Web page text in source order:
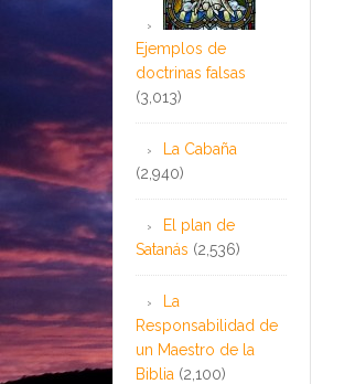
Ejemplos de
doctrinas falsas
(3,013)
La Cabaña
(2,940)
El plan de
Satanás (2,536)
La
Responsabilidad de
un Maestro de la
Biblia (2,100)